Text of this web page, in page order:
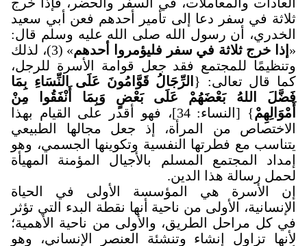
ثلاثة في سفر دعا إلى تأمير أحدهم فعن أبي سعيد
الخدري، أن رسول الله صلى الله عليه وسلم قال:
« إذا خرج ثلاثة في سفر فليؤمروا أحدهم
» (3)، لذلك
وتنظيمًا للمجتمع فقد جعل قوامة الأسرة للرجل،
كما قال تعالى: { الرِّجَالُ قَوَّامُونَ عَلَى النِّسَاءِ بِمَا
فَضَّلَ اللهُ بَعْضَهُمْ عَلَى بَعْضٍ وَبِمَا أَنْفَقُوا مِنْ
أَمْوَالِهِمْ
} [النساء: 34]، فهو أقدر على القيام بهذا
الاختصاص من المرأة، إذ جعل مجالها الطبيعي
يتناسب مع فطرتها النفسية وتكوينها الجسمي، وهو
إمداد المجتمع المسلم بالأجيال المؤمنة المهيأة
لحمل رسالة هذا الدين.
إن الأسرة هي المؤسسة الأولى في الحياة
الإنسانية، الأولى من ناحية أنها نقطة البدء التي تؤثر
في كل مراحل الطريق، والأولى من ناحية الأهمية؛
لأنها تزاول إنشاء وتنشئة العنصر الإنساني، وهو